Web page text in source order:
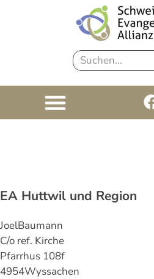
EA Huttwil und Region
JoelBaumann
C/o ref. Kirche
Pfarrhus 108f
4954Wyssachen